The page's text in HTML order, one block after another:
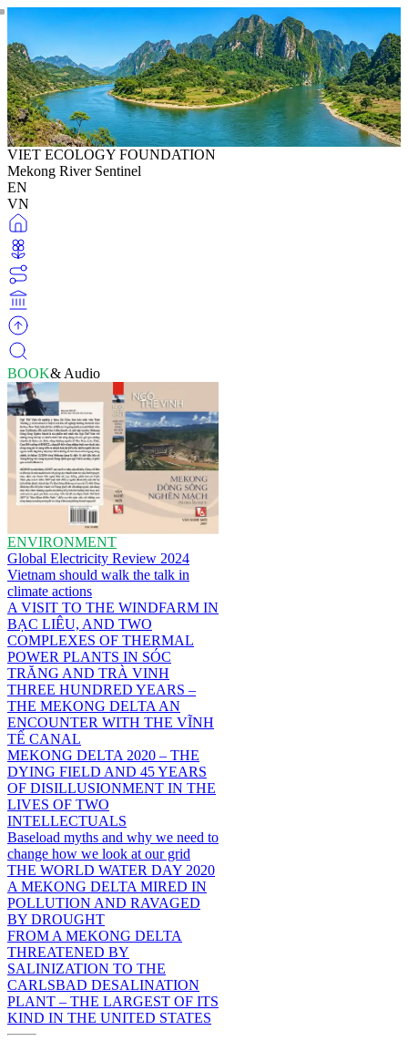
VIET ECOLOGY FOUNDATION
Mekong River Sentinel
EN
VN
BOOK& Audio
ENVIRONMENT
Global Electricity Review 2024
Vietnam should walk the talk in
climate actions
A VISIT TO THE WINDFARM IN
BẠC LIÊU, AND TWO
COMPLEXES OF THERMAL
POWER PLANTS IN SÓC
TRĂNG AND TRÀ VINH
THREE HUNDRED YEARS –
THE MEKONG DELTA AN
ENCOUNTER WITH THE VĨNH
TẾ CANAL
MEKONG DELTA 2020 – THE
DYING FIELD AND 45 YEARS
OF DISILLUSIONMENT IN THE
LIVES OF TWO
INTELLECTUALS
Baseload myths and why we need to
change how we look at our grid
THE WORLD WATER DAY 2020
A MEKONG DELTA MIRED IN
POLLUTION AND RAVAGED
BY DROUGHT
FROM A MEKONG DELTA
THREATENED BY
SALINIZATION TO THE
CARLSBAD DESALINATION
PLANT – THE LARGEST OF ITS
KIND IN THE UNITED STATES